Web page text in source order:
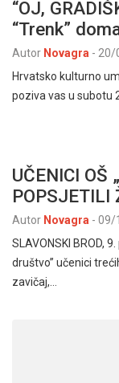
“OJ,
“Trenk”
Autor Novagra - 20/
Hrvatsko kulturno
poziva vas u subotu
UČENICI OŠ
POPSJETILI
Autor Novagra - 09/
SLAVONSKI BROD,
društvo” učenici
zavičaj,…